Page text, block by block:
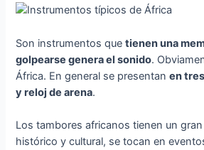
Son instrumentos quetienen una
golpearse genera el sonido.
África. En general se presentanen
y reloj de arena.
Los tambores africanos tienen un
histórico y cultural, se tocan en